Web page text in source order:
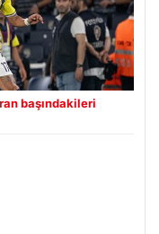
başındakileri